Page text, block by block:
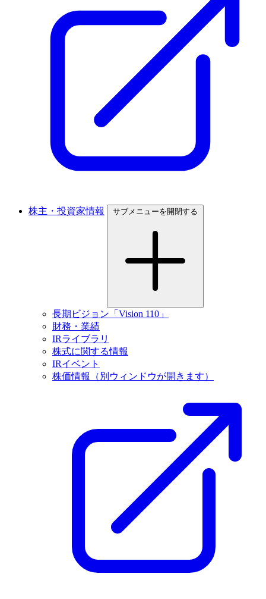
株主・投資家情報 サブメニューを開閉する
長期ビジョン「Vision 110」
財務・業績
IRライブラリ
株式に関する情報
IRイベント
株価情報
（別ウィンドウが開きます）